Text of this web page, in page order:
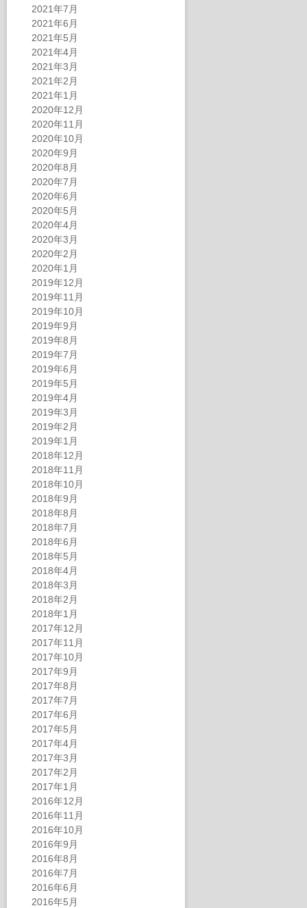
2021年7月
2021年6月
2021年5月
2021年4月
2021年3月
2021年2月
2021年1月
2020年12月
2020年11月
2020年10月
2020年9月
2020年8月
2020年7月
2020年6月
2020年5月
2020年4月
2020年3月
2020年2月
2020年1月
2019年12月
2019年11月
2019年10月
2019年9月
2019年8月
2019年7月
2019年6月
2019年5月
2019年4月
2019年3月
2019年2月
2019年1月
2018年12月
2018年11月
2018年10月
2018年9月
2018年8月
2018年7月
2018年6月
2018年5月
2018年4月
2018年3月
2018年2月
2018年1月
2017年12月
2017年11月
2017年10月
2017年9月
2017年8月
2017年7月
2017年6月
2017年5月
2017年4月
2017年3月
2017年2月
2017年1月
2016年12月
2016年11月
2016年10月
2016年9月
2016年8月
2016年7月
2016年6月
2016年5月